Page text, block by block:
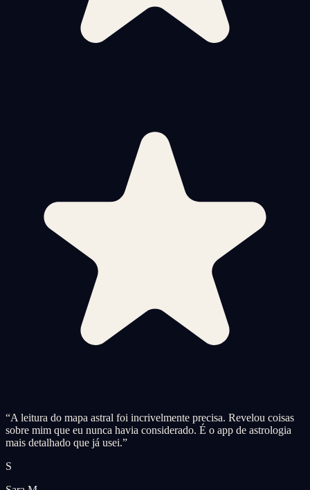
“A leitura do mapa astral foi incrivelmente precisa. Revelou coisas
sobre mim que eu nunca havia considerado. É o app de astrologia
mais detalhado que já usei.”
S